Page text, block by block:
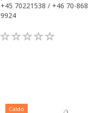
+45 70221538 / +46 70-868
9924
Caldo